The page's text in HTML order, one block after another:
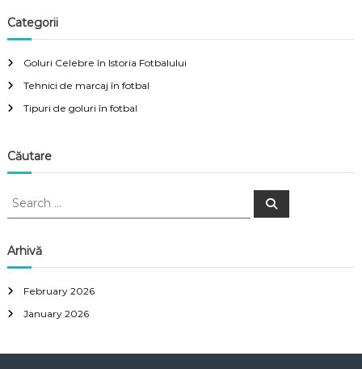
Categorii
Goluri Celebre în Istoria Fotbalului
Tehnici de marcaj în fotbal
Tipuri de goluri în fotbal
Căutare
S
r
c
f
o
S
Arhivă
February 2026
January 2026